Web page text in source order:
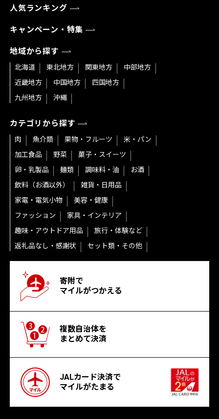
人気ランキング
キャンペーン・特集
地域から探す
北海道 東北地方 関東地方
中部地方
近畿地方
中国地方
四国地方
九州地方
沖縄
カテゴリから探す
肉 魚介類 果物・フルーツ
米・パン
加工食品
野菜
菓子・スイーツ
卵・乳製品
麺類 調味料・油
お酒
飲料（お酒以外）
雑貨・日用品
家電・電気小物
美容・健康
ファッション
家具・インテリア
趣味・アウトドア用品
旅行・体験など
返礼品なし・感謝状
セット類・その他
寄附で
マイルがつかえる
複数自治体を
まとめて決済
JALカード決済で
マイルがたまる